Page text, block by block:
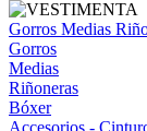
Gorros Medias
Gorros
Medias
Riñoneras
Bóxer
Accesorios -